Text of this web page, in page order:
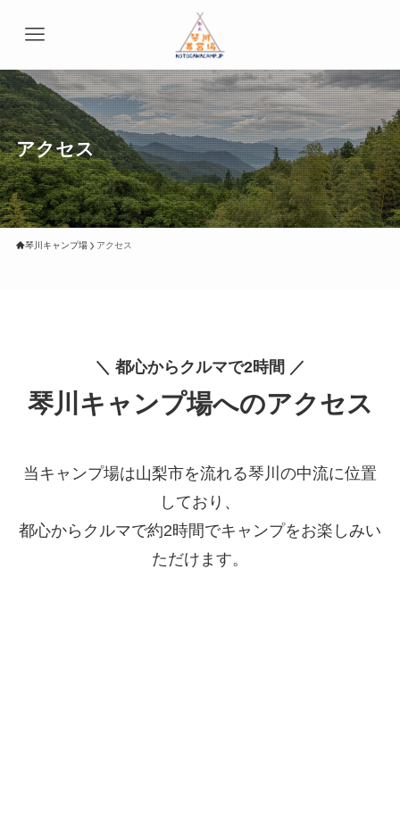
アクセス
琴川キャンプ場 アクセス
＼ 都心からクルマで2時間 ／
琴川キャンプ場へのアクセス
当キャンプ場は山梨市を流れる琴川の中流に位置
しており、
都心からクルマで約2時間でキャンプをお楽しみい
ただけます。